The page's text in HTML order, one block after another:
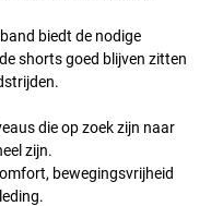
biedt de nodige
shorts goed blijven zitten
die op zoek zijn naar
zijn.
bewegingsvrijheid